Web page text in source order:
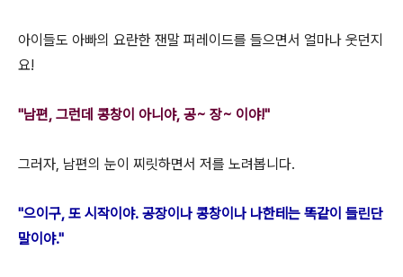
아이들도 아빠의 요란한 잰말 퍼레이드를 들으면서 얼마나 웃던지
요!
"남편, 그런데 콩창이 아니야, 공~ 장~ 이야!"
그러자, 남편의 눈이 찌릿하면서 저를 노려봅니다.
"으이구, 또 시작이야. 공장이나 콩창이나 나한테는 똑같이 들린단
말이야."